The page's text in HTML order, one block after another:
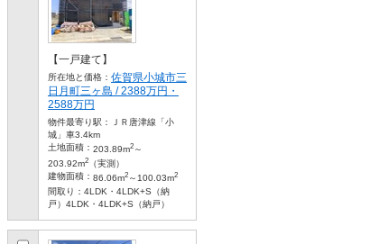
【一戸建て】
所在地と価格： 佐賀県小城市三
日月町三ヶ島 / 2388万円・
2588万円
物件最寄り駅：
ＪＲ唐津線「小
城」車3.4km
土地面積： 203.89m2 ～
203.92m2 （実測）
建物面積： 86.06m2 ～100.03m2
間取り： 4LDK・4LDK+S（納
戸）4LDK・4LDK+S（納戸）